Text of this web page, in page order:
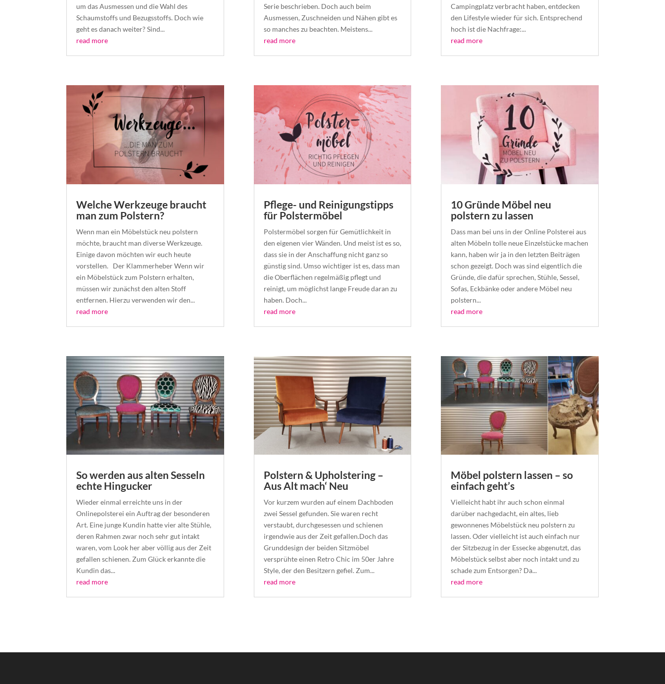
um das Ausmessen und die Wahl des
Schaumstoffs und Bezugsstoffs. Doch wie
geht es danach weiter? Sind...
read more
Welche Werkzeuge braucht
man zum Polstern?
Wenn man ein Möbelstück neu polstern
möchte, braucht man diverse Werkzeuge.
Einige davon möchten wir euch heute
vorstellen. Der Klammerheber Wenn wir
ein Möbelstück zum Polstern erhalten,
müssen wir zunächst den alten Stoff
entfernen. Hierzu verwenden wir den...
read more
So werden aus alten Sesseln
echte Hingucker
Wieder einmal erreichte uns in der
Onlinepolsterei ein Auftrag der besonderen
Art. Eine junge Kundin hatte vier alte Stühle,
deren Rahmen zwar noch sehr gut intakt
waren, vom Look her aber völlig aus der Zeit
gefallen schienen. Zum Glück erkannte die
Kundin das...
read more
Serie beschrieben. Doch auch beim
Ausmessen, Zuschneiden und Nähen gibt es
so manches zu beachten. Meistens...
read more
Pflege- und Reinigungstipps
für Polstermöbel
Polstermöbel sorgen für Gemütlichkeit in
den eigenen vier Wänden. Und meist ist es so,
dass sie in der Anschaffung nicht ganz so
günstig sind. Umso wichtiger ist es, dass man
die Oberflächen regelmäßig pflegt und
reinigt, um möglichst lange Freude daran zu
haben. Doch...
read more
Polstern & Upholstering –
Aus Alt mach‘ Neu
Vor kurzem wurden auf einem Dachboden
zwei Sessel gefunden. Sie waren recht
verstaubt, durchgesessen und schienen
irgendwie aus der Zeit gefallen.Doch das
Grunddesign der beiden Sitzmöbel
versprühte einen Retro Chic im 50er Jahre
Style, der den Besitzern gefiel. Zum...
read more
Campingplatz verbracht haben, entdecken
den Lifestyle wieder für sich. Entsprechend
hoch ist die Nachfrage:...
read more
10 Gründe Möbel neu
polstern zu lassen
Dass man bei uns in der Online Polsterei aus
alten Möbeln tolle neue Einzelstücke machen
kann, haben wir ja in den letzten Beiträgen
schon gezeigt. Doch was sind eigentlich die
Gründe, die dafür sprechen, Stühle, Sessel,
Sofas, Eckbänke oder andere Möbel neu
polstern...
read more
Möbel polstern lassen – so
einfach geht’s
Vielleicht habt ihr auch schon einmal
darüber nachgedacht, ein altes, lieb
gewonnenes Möbelstück neu polstern zu
lassen. Oder vielleicht ist auch einfach nur
der Sitzbezug in der Essecke abgenutzt, das
Möbelstück selbst aber noch intakt und zu
schade zum Entsorgen? Da...
read more